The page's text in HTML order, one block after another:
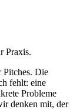
Praxis.
Pitches. Die
fehlt: eine
Probleme
denken mit, der